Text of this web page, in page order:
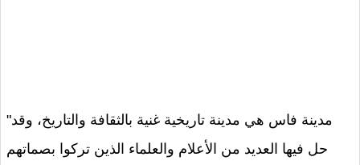
"مدينة فاس هي مدينة تاريخية غنية بالثقافة والتاريخ، وقد
حل فيها العديد من الأعلام والعلماء الذين تركوا بصماتهم